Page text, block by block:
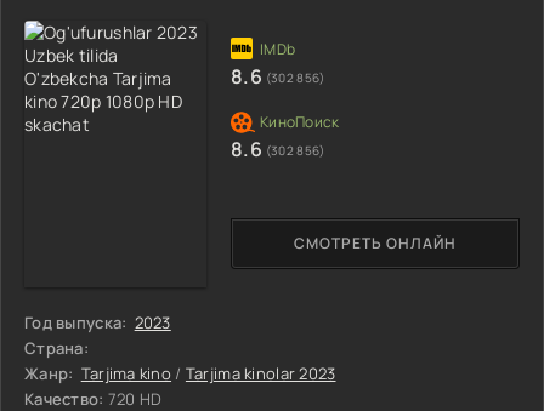
Год выпуска: 2023
Страна:
Жанр: Tarjima kino / Tarjima kinolar 2023
Качество: 720 HD
СМОТРЕТЬ ОНЛАЙН
8.6 (302 856)
8.6 (302 856)